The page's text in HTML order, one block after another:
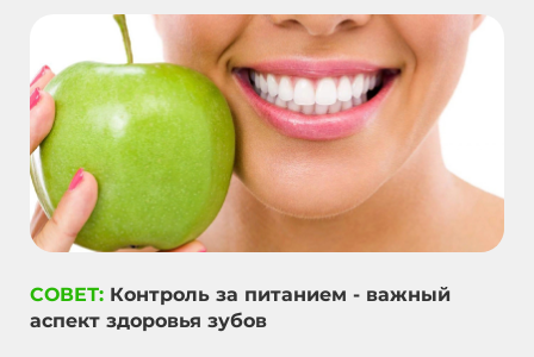
СОВЕТ: Контроль за питанием - важный
аспект здоровья зубов